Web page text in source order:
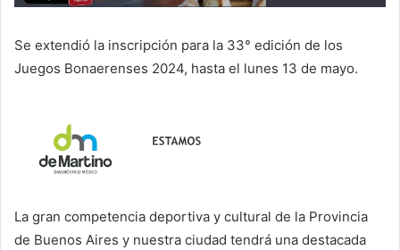
Se extendió la inscripción para la 33° edición de los
Juegos Bonaerenses 2024, hasta el lunes 13 de mayo.
La gran competencia deportiva y cultural de la Provincia
de Buenos Aires y nuestra ciudad tendrá una destacada